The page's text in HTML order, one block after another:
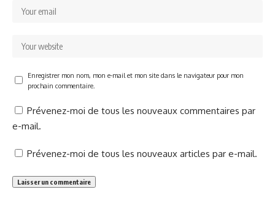
Enregistrer mon nom, mon e-mail et mon site dans le navigateur pour mon
prochain commentaire.
Prévenez-moi de tous les nouveaux commentaires par
e-mail.
Prévenez-moi de tous les nouveaux articles par e-mail.